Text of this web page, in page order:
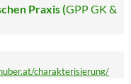
Praxis (GPP GK &
charakterisierung/